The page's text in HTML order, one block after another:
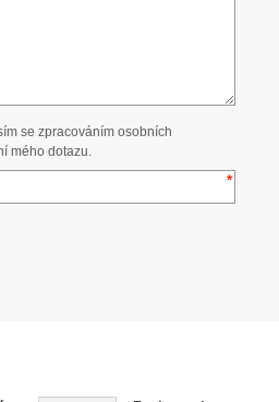
se zpracováním osobních
mého dotazu.